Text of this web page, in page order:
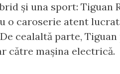
și una sport: Tiguan
o caroserie atent
cealaltă parte,
către mașina electrică.